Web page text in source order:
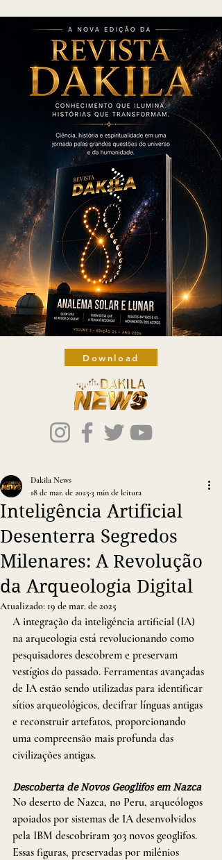
Download
Inteligência Artificial
Desenterra Segredos
Milenares: A Revolução
da Arqueologia Digital
Dakila News
18 de mar. de 20253 min de leitura
Atualizado: 19 de mar. de 2025
A integração da inteligência artificial (IA)
na arqueologia está revolucionando como
pesquisadores descobrem e preservam
vestígios do passado. Ferramentas avançadas
de IA estão sendo utilizadas para identificar
sítios arqueológicos, decifrar línguas antigas
e reconstruir artefatos, proporcionando
uma compreensão mais profunda das
civilizações antigas.
Descoberta de Novos Geoglifos em Nazca
No deserto de Nazca, no Peru, arqueólogos
apoiados por sistemas de IA desenvolvidos
pela IBM descobriram 303 novos geoglifos.
Essas figuras, preservadas por milênios